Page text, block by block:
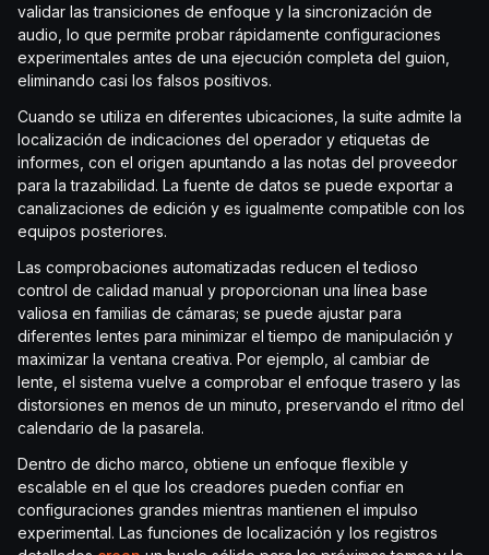
validar las transiciones de enfoque y la sincronización de
audio, lo que permite probar rápidamente configuraciones
experimentales antes de una ejecución completa del guion,
eliminando casi los falsos positivos.
Cuando se utiliza en diferentes ubicaciones, la suite admite la
localización de indicaciones del operador y etiquetas de
informes, con el origen apuntando a las notas del proveedor
para la trazabilidad. La fuente de datos se puede exportar a
canalizaciones de edición y es igualmente compatible con los
equipos posteriores.
Las comprobaciones automatizadas reducen el tedioso
control de calidad manual y proporcionan una línea base
valiosa en familias de cámaras; se puede ajustar para
diferentes lentes para minimizar el tiempo de manipulación y
maximizar la ventana creativa. Por ejemplo, al cambiar de
lente, el sistema vuelve a comprobar el enfoque trasero y las
distorsiones en menos de un minuto, preservando el ritmo del
calendario de la pasarela.
Dentro de dicho marco, obtiene un enfoque flexible y
escalable en el que los creadores pueden confiar en
configuraciones grandes mientras mantienen el impulso
experimental. Las funciones de localización y los registros